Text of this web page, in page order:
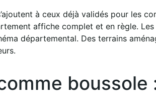
à ceux déjà validés pour les
affiche complet et en règle.
départemental. Des terrains